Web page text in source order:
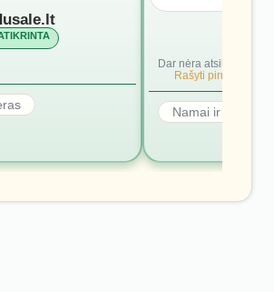
Dar nėra atsiliepimų.
Rašyti pirmąjį.
Namai ir